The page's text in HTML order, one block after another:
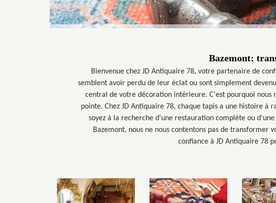
Bazemont:
Bienvenue chez JD Antiquaire 78, votre partenaire de
semblent avoir perdu de leur éclat ou sont simplement
central de votre décoration intérieure. C'est pourquoi nous
pointe. Chez JD Antiquaire 78, chaque tapis a une histoire
soyez à la recherche d'une restauration complète ou
Bazemont, nous ne nous contentons pas de transformer
confiance à JD Antiquaire 78